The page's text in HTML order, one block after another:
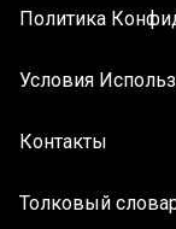
Политика
Условия
Контакты
Толковый